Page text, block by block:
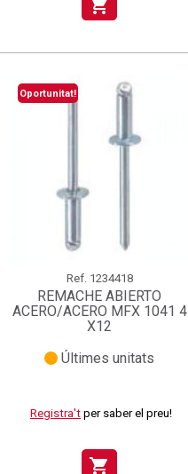
shopping_cart
Oportunitat!
Ref. 1234418
REMACHE ABIERTO
ACERO/ACERO MFX 1041 4
X12
Últimes unitats
Registra't per saber el preu!
shopping_cart